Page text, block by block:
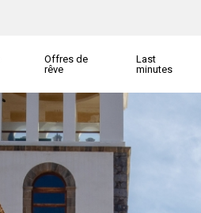
Offres de
rêve
Last
minutes